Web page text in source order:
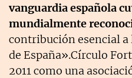
vanguardia española
mundialmente
contribución esencial
de España».Círculo
2011 como una